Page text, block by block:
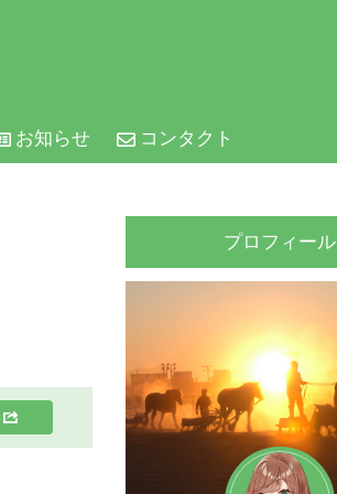
お知らせ コンタクト
プロフィール